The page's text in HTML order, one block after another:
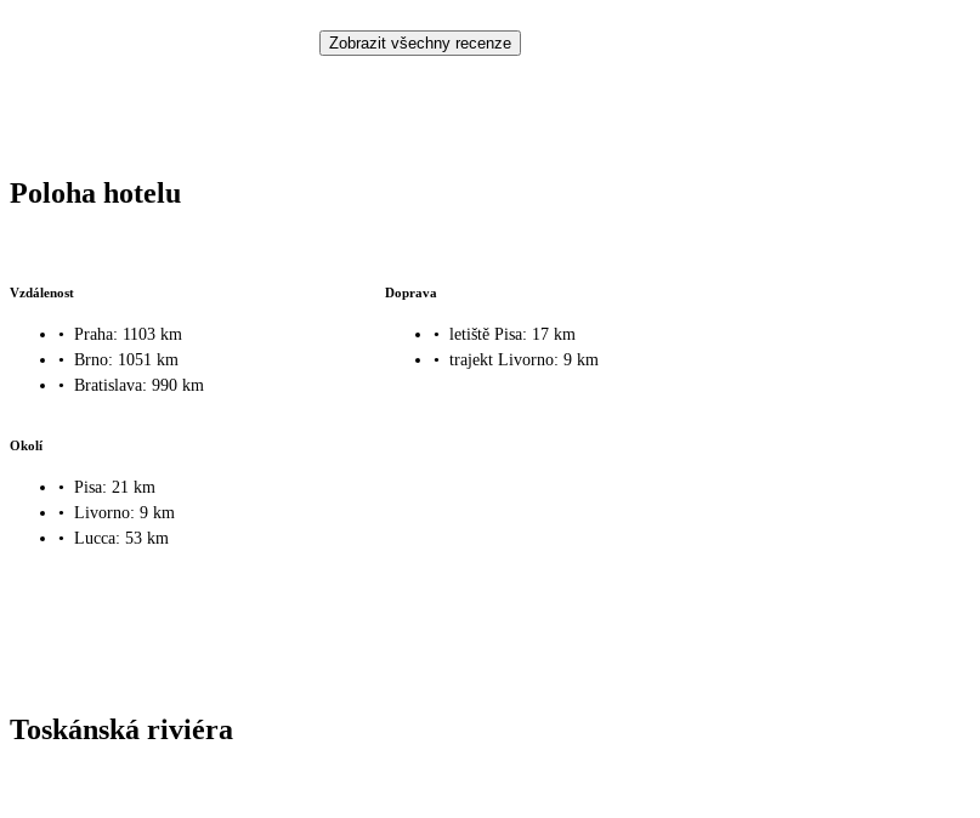
Zobrazit všechny recenze
Poloha hotelu
Vzdálenost
• Praha: 1103 km
• Brno: 1051 km
• Bratislava: 990 km
Doprava
• letiště Pisa: 17 km
• trajekt Livorno: 9 km
Okolí
• Pisa: 21 km
• Livorno: 9 km
• Lucca: 53 km
Toskánská riviéra